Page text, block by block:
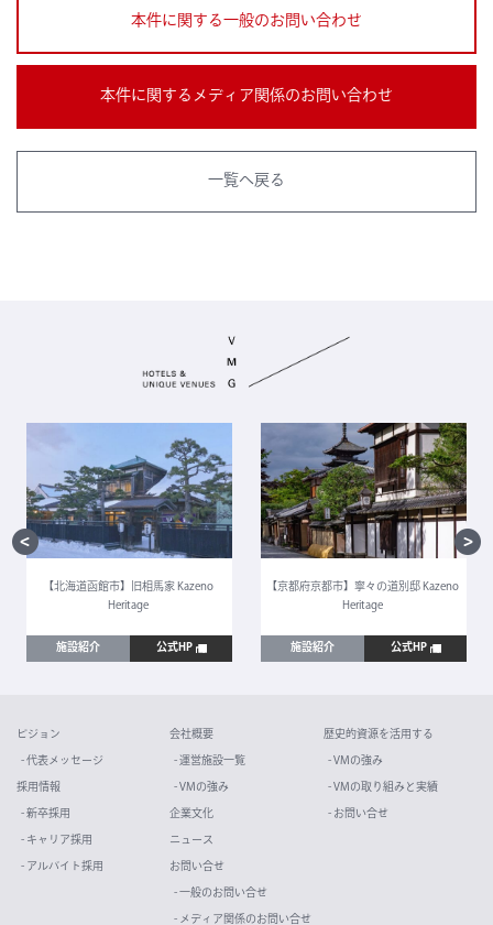
本件に関する一般のお問い合わせ
本件に関するメディア関係のお問い合わせ
一覧へ戻る
【北海道函館市】旧相馬家 Kazeno
Heritage
施設紹介 公式HP
【京都府京都市】寧々の道別邸 Kazeno
Heritage
施設紹介 公式HP
ビジョン
- 代表メッセージ
採用情報
- 新卒採用
- キャリア採用
- アルバイト採用
会社概要
- 運営施設一覧
- VMの強み
企業文化
ニュース
お問い合せ
- 一般のお問い合せ
- メディア関係のお問い合せ
歴史的資源を活用する
- VMの強み
- VMの取り組みと実績
- お問い合せ